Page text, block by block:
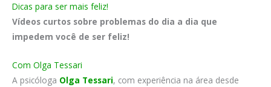
Dicas para ser mais feliz!
Vídeos curtos sobre problemas do dia a dia que
impedem você de ser feliz!
Com Olga Tessari
A psicóloga Olga Tessari, com experiência na área desde